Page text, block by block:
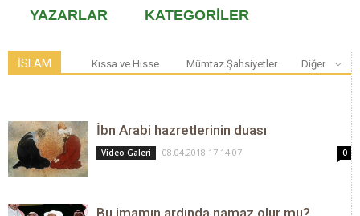
YAZARLAR KATEGORİLER
İSLAM Kıssa ve Hisse Mümtaz Şahsiyetler Diğer
İbn Arabi hazretlerinin duası
Video Galeri 08.04.2018 17:14:07 0
Bu imamın ardında namaz olur mu?